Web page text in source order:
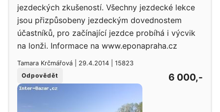
jezdeckých zkušeností. Všechny jezdecké lekce
jsou přizpůsobeny jezdeckým dovednostem
účastníků, pro začínající jezdce probíhá i výcvik
na lonži. Informace na www.eponapraha.cz
Tamara Krčmářová | 29.4.2014 | 15823
Odpovědět
6 000,-